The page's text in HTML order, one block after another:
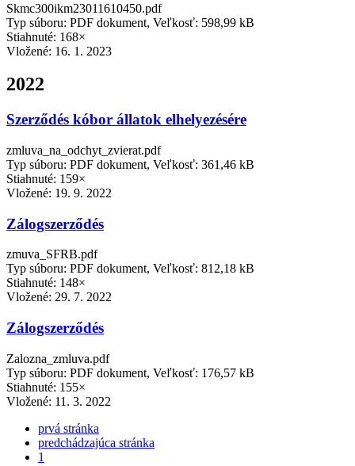
Skmc300ikm23011610450.pdf
Typ súboru: PDF dokument, Veľkosť: 598,99 kB
Stiahnuté: 168×
Vložené: 16. 1. 2023
2022
Szerződés kóbor állatok elhelyezésére
zmluva_na_odchyt_zvierat.pdf
Typ súboru: PDF dokument, Veľkosť: 361,46 kB
Stiahnuté: 159×
Vložené: 19. 9. 2022
Zálogszerződés
zmuva_SFRB.pdf
Typ súboru: PDF dokument, Veľkosť: 812,18 kB
Stiahnuté: 148×
Vložené: 29. 7. 2022
Zálogszerződés
Zalozna_zmluva.pdf
Typ súboru: PDF dokument, Veľkosť: 176,57 kB
Stiahnuté: 155×
Vložené: 11. 3. 2022
prvá stránka
predchádzajúca stránka
1